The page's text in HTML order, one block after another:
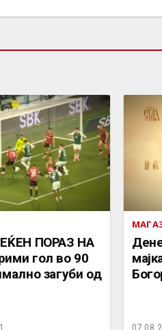
ПОРАЗ НА
гол во 90
загуби од